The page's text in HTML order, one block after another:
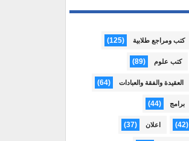
كتب ومراجع طلابية (125)
كتب علوم (89)
العقيدة والفقة والعبادات (64)
برامج (44)
(42) اعلان (37)